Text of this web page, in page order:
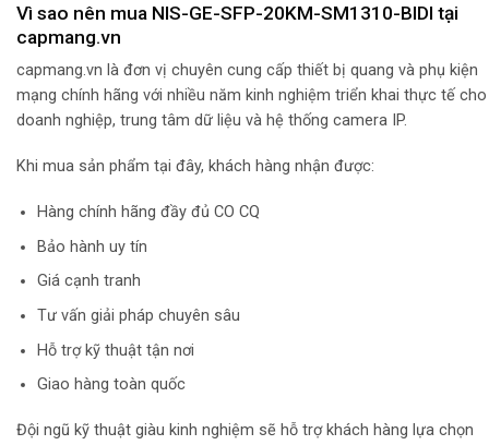
Vì sao nên mua NIS-GE-SFP-20KM-SM1310-BIDI tại
capmang.vn
capmang.vn là đơn vị chuyên cung cấp thiết bị quang và phụ kiện
mạng chính hãng với nhiều năm kinh nghiệm triển khai thực tế cho
doanh nghiệp, trung tâm dữ liệu và hệ thống camera IP.
Khi mua sản phẩm tại đây, khách hàng nhận được:
Hàng chính hãng đầy đủ CO CQ
Bảo hành uy tín
Giá cạnh tranh
Tư vấn giải pháp chuyên sâu
Hỗ trợ kỹ thuật tận nơi
Giao hàng toàn quốc
Đội ngũ kỹ thuật giàu kinh nghiệm sẽ hỗ trợ khách hàng lựa chọn